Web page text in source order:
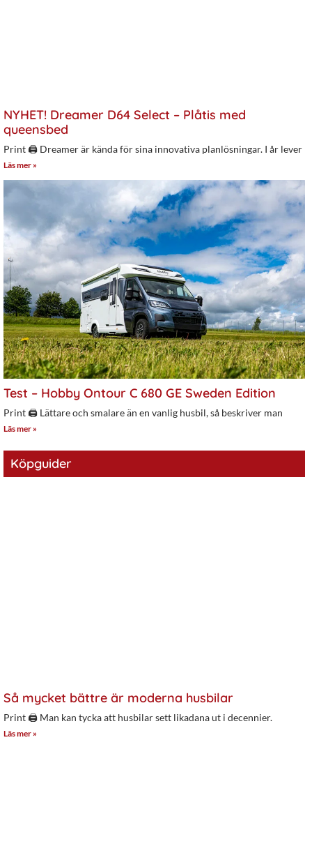
NYHET! Dreamer D64 Select – Plåtis med
queensbed
Print 🖨 Dreamer är kända för sina innovativa planlösningar. I år lever
Läs mer »
Test – Hobby Ontour C 680 GE Sweden Edition
Print 🖨 Lättare och smalare än en vanlig husbil, så beskriver man
Läs mer »
Köpguider
Så mycket bättre är moderna husbilar
Print 🖨 Man kan tycka att husbilar sett likadana ut i decennier.
Läs mer »